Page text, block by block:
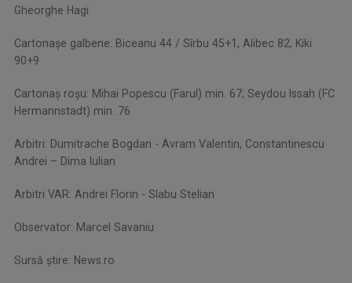
Gheorghe Hagi
Cartonașe galbene: Biceanu 44 / Sîrbu 45+1, Alibec 82, Kiki
90+9
Cartonaș roșu: Mihai Popescu (Farul) min. 67; Seydou Issah (FC
Hermannstadt) min. 76
Arbitri: Dumitrache Bogdan - Avram Valentin, Constantinescu
Andrei – Dima Iulian
Arbitri VAR: Andrei Florin - Slabu Stelian
Observator: Marcel Savaniu
Sursă știre: News.ro